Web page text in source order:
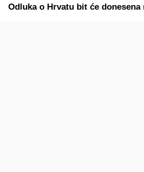
Odluka o Hrvatu bit će donesena